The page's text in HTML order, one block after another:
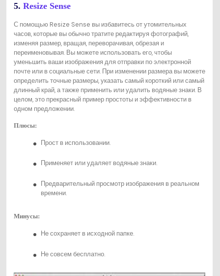
5. Resize Sense
С помощью Resize Sense вы избавитесь от утомительных
часов, которые вы обычно тратите редактируя фотографий,
изменяя размер, вращая, переворачивая, обрезая и
переименовывая. Вы можете использовать его, чтобы
уменьшить ваши изображения для отправки по электронной
почте или в социальные сети. При изменении размера вы можете
определить точные размеры, указать самый короткий или самый
длинный край, а также применить или удалить водяные знаки. В
целом, это прекрасный пример простоты и эффективности в
одном предложении.
Плюсы:
Прост в использовании.
Применяет или удаляет водяные знаки.
Предварительный просмотр изображения в реальном
времени.
Минусы:
Не сохраняет в исходной папке.
Не совсем бесплатно.